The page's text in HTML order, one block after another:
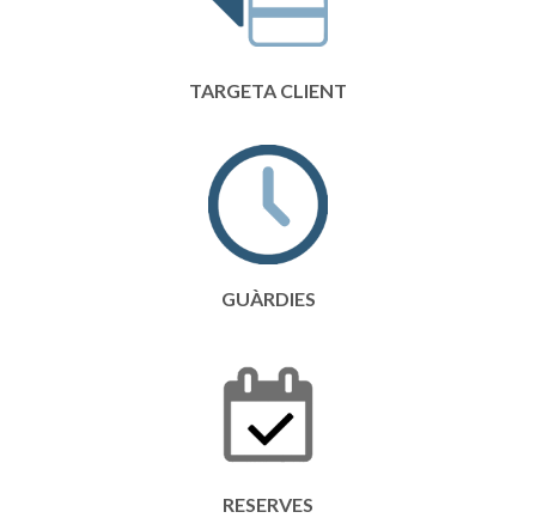
TARGETA CLIENT
GUÀRDIES
RESERVES